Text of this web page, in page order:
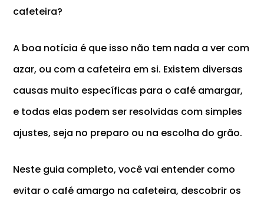
cafeteira?
A boa notícia é que isso não tem nada a ver com
azar, ou com a cafeteira em si. Existem diversas
causas muito específicas para o café amargar,
e todas elas podem ser resolvidas com simples
ajustes, seja no preparo ou na escolha do grão.
Neste guia completo, você vai entender como
evitar o café amargo na cafeteira, descobrir os